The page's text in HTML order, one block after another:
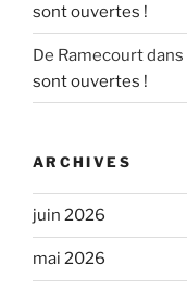
sont ouvertes !
De Ramecourtdans
sont ouvertes !
ARCHIVES
juin 2026
mai 2026